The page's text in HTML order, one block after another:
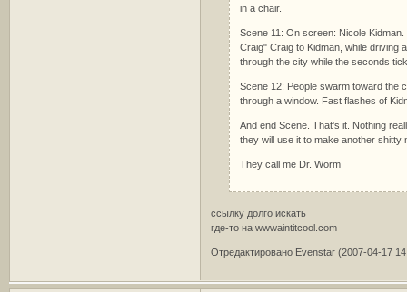
in a chair.
Scene 11: On screen: Nicole
Craig" Craig to Kidman, while driving
through the city while the seconds
Scene 12: People swarm toward the
through a window. Fast flashes of
And end Scene. That's it. Nothing
they will use it to make another shitty
They call me Dr. Worm
ссылку долго искать
где-то на wwwaintitcool.com
Отредактировано Evenstar (2007-04-17